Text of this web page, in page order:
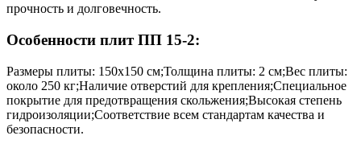
прочность и долговечность.
Особенности плит ПП 15-2:
Размеры плиты: 150х150 см;Толщина плиты: 2 см;Вес плиты:
около 250 кг;Наличие отверстий для крепления;Специальное
покрытие для предотвращения скольжения;Высокая степень
гидроизоляции;Соответствие всем стандартам качества и
безопасности.